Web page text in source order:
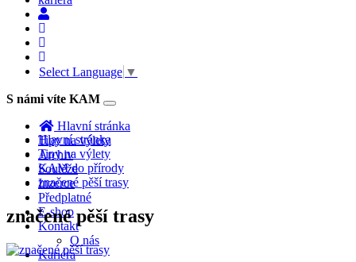
Select Language ▼
S námi víte KAM
Toggle
navigation
Hlavní stránka
Tipy na výlety
Archiv
Soutěže
Inzerce
Předplatné
E-shop
Kontakt
O nás
Kariéra
Hlavní stránka
Tipy na výlety
KAM do přírody
značené pěší trasy
značené pěší trasy